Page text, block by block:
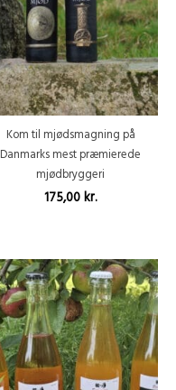
Kom til mjødsmagning på
Danmarks mest præmierede
mjødbryggeri
175,00kr.